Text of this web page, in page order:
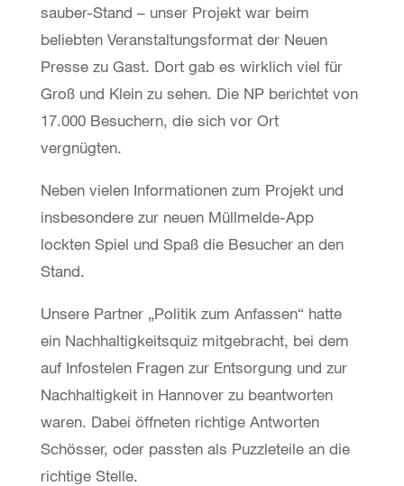
sauber-Stand – unser Projekt war beim
beliebten Veranstaltungsformat der Neuen
Presse zu Gast. Dort gab es wirklich viel für
Groß und Klein zu sehen. Die NP berichtet von
17.000 Besuchern, die sich vor Ort
vergnügten.
Neben vielen Informationen zum Projekt und
insbesondere zur neuen Müllmelde-App
lockten Spiel und Spaß die Besucher an den
Stand.
Unsere Partner „Politik zum Anfassen“ hatte
ein Nachhaltigkeitsquiz mitgebracht, bei dem
auf Infostelen Fragen zur Entsorgung und zur
Nachhaltigkeit in Hannover zu beantworten
waren. Dabei öffneten richtige Antworten
Schösser, oder passten als Puzzleteile an die
richtige Stelle.